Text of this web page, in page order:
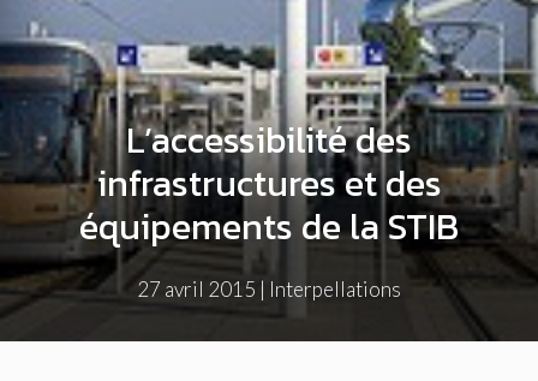
L’accessibilité des
infrastructures et des
équipements de la STIB
27 avril 2015 | Interpellations